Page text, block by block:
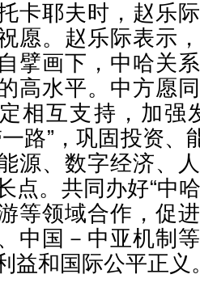
卡耶夫时，赵乐
愿。赵乐际表示
擘画下，中哈关
高水平。中方愿
相互支持，加强
一路”，巩固投资
源、数字经济、
点。共同办好“中
等领域合作，促
中国－中亚机制
益和国际公平正义